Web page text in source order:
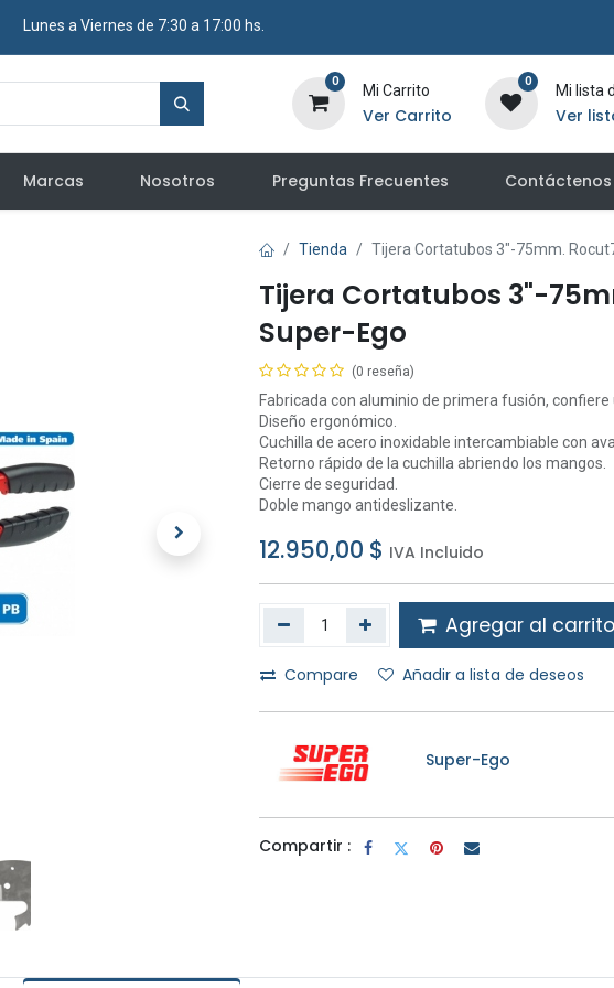
​ Lunes a Viernes de 7:30 a 17:00 hs.
0
Mi Carrito
Ver Carrito
0
Mi lista
Ver
Marcas Nosotros Preguntas Frecuentes Contáctenos
Tienda Tijera Cortatubos 3"-75mm.
Tijera Cortatubos 3"-
Super-Ego
(0 reseña)
Fabricada con aluminio de primera fusión,
Diseño ergonómico.
Cuchilla de acero inoxidable intercambiable con
Retorno rápido de la cuchilla abriendo los mangos.
Cierre de seguridad.
Doble mango antideslizante.
12.950,00 $ IVA Incluido
Agregar al carrito
Compare Añadir a lista de deseos
Super-Ego
Compartir :